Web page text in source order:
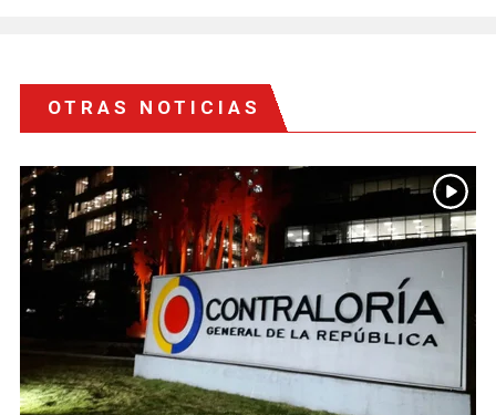
OTRAS NOTICIAS